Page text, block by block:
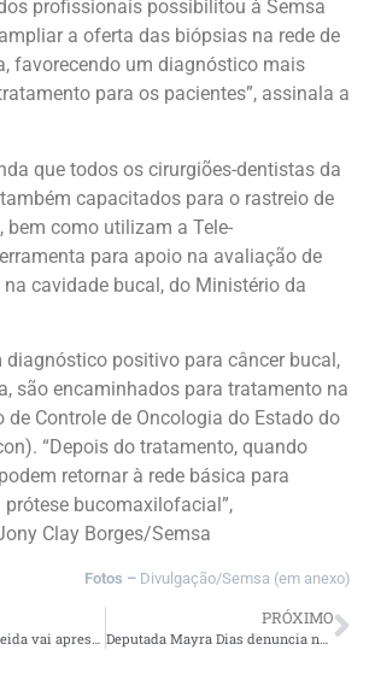
profissionais possibilitou à Semsa
a oferta das biópsias na rede de
favorecendo um diagnóstico mais
para os pacientes”, assinala a
que todos os cirurgiões-dentistas da
capacitados para o rastreio de
bem como utilizam a Tele-
para apoio na avaliação de
cavidade bucal, do Ministério da
diagnóstico positivo para câncer bucal,
são encaminhados para tratamento na
de Controle de Oncologia do Estado do
“Depois do tratamento, quando
retornar à rede básica para
bucomaxilofacial”,
Clay Borges/Semsa
Fotos – Divulgação/Semsa (em anexo)
PRÓXIMO